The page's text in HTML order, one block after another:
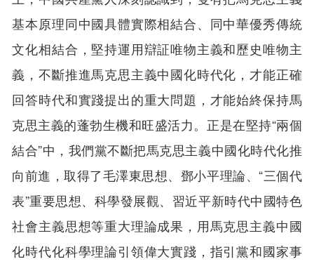
基本原理同中國具體實際相結合、同中華優秀傳統
文化相結合，堅持運用辯証唯物主義和歷史唯物主
義，不斷推進馬克思主義中國化時代化，才能正確
回答時代和實踐提出的重大問題，才能始終保持馬
克思主義的蓬勃生機和旺盛活力。正是在堅持“兩個
結合”中，我們黨不斷把馬克思主義中國化時代化推
向前進，取得了毛澤東思想、鄧小平理論、“三個代
表”重要思想、科學發展觀、習近平新時代中國特色
社會主義思想等重大理論成果，用馬克思主義中國
化時代化科學理論引領偉大實踐，指引黨和國家事